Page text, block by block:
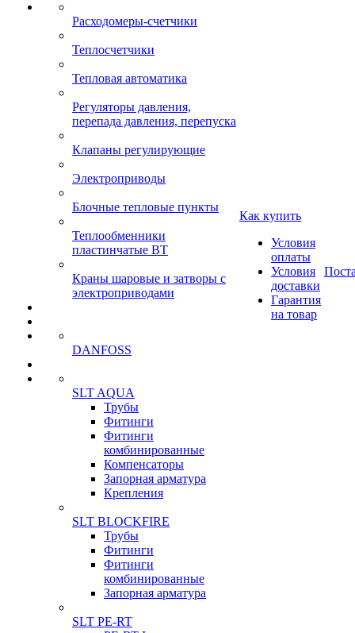
Расходомеры-счетчики
Теплосчетчики
Тепловая автоматика
Регуляторы давления,
перепада давления, перепуска
Клапаны регулирующие
Электроприводы
Блочные тепловые пункты
Теплообменники
пластинчатые ВТ
Краны шаровые и затворы с
электроприводами
DANFOSS
SLT AQUA
Трубы
Фитинги
Фитинги
комбинированные
Компенсаторы
Запорная арматура
Крепления
SLT BLOCKFIRE
Трубы
Фитинги
Фитинги
комбинированные
Запорная арматура
SLT PE-RT
Как купить
Условия
оплаты
Условия
доставки
Гарантия
на товар